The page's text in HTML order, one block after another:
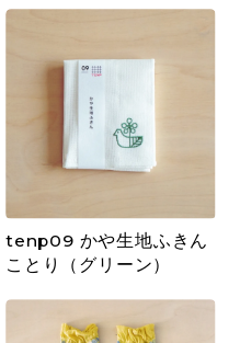
tenp09 かや生地ふきん
ことり（グリーン）